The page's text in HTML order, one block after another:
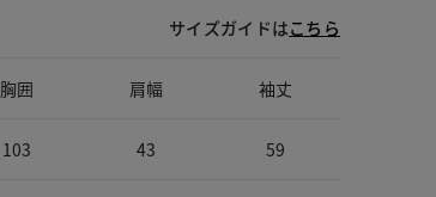
サイズガイドはこちら
胸囲 肩幅 袖丈
103 43 59